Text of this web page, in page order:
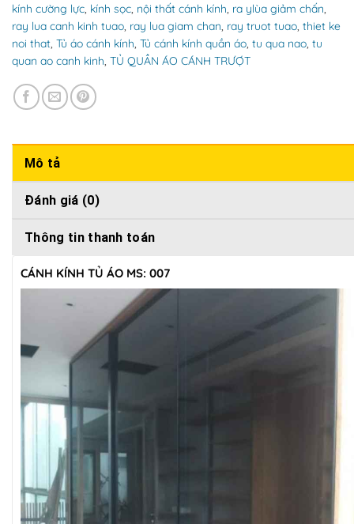
kính cường lực, kính sọc, nội thất cánh kính, ra ylùa giảm chấn,
ray lua canh kinh tuao, ray lua giam chan, ray truot tuao, thiet ke
noi that, Tủ áo cánh kính, Tủ cánh kính quần áo, tu qua nao, tu
quan ao canh kinh, TỦ QUẦN ÁO CÁNH TRƯỢT
Mô tả
Đánh giá (0)
Thông tin thanh toán
CÁNH KÍNH TỦ ÁO MS: 007